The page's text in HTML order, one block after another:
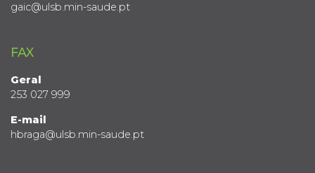
gaic@ulsb.min-saude.pt
FAX
Geral
253 027 999
E-mail
hbraga@ulsb.min-saude.pt